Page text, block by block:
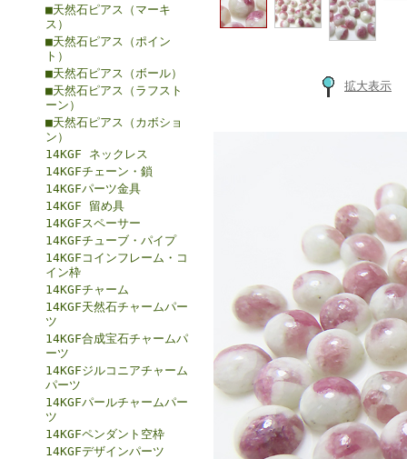
■天然石ピアス（マーキ
ス）
■天然石ピアス（ポイン
ト）
■天然石ピアス（ボール）
■天然石ピアス（ラフスト
ーン）
■天然石ピアス（カボショ
ン）
14KGF ネックレス
14KGFチェーン・鎖
14KGFパーツ金具
14KGF 留め具
14KGFスペーサー
14KGFチューブ・パイプ
14KGFコインフレーム・コ
イン枠
14KGFチャーム
14KGF天然石チャームパー
ツ
14KGF合成宝石チャームパ
ーツ
14KGFジルコニアチャーム
パーツ
14KGFパールチャームパー
ツ
14KGFペンダント空枠
14KGFデザインパーツ
拡大表示